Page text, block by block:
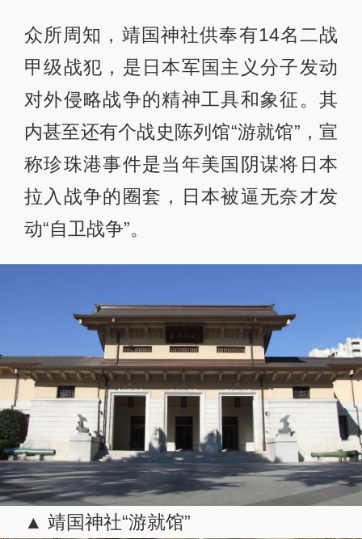
众所周知，靖国神社供奉有14名二战
甲级战犯，是日本军国主义分子发动
对外侵略战争的精神工具和象征。其
内甚至还有个战史陈列馆“游就馆”，宣
称珍珠港事件是当年美国阴谋将日本
拉入战争的圈套，日本被逼无奈才发
动“自卫战争”。
▲ 靖国神社“游就馆”